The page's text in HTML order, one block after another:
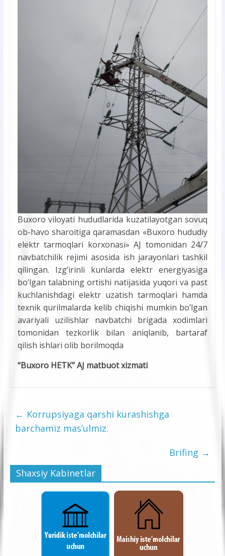
Buxoro viloyati hududlarida kuzatilayotgan sovuq
ob-havo sharoitiga qaramasdan «Buxoro hududiy
elektr tarmoqlari korxonasi» AJ tomonidan 24/7
navbatchilik rejimi asosida ish jarayonlari tashkil
qilingan. Izg’irinli kunlarda elektr energiyasiga
bo’lgan talabning ortishi natijasida yuqori va past
kuchlanishdagi elektr uzatish tarmoqlari hamda
texnik qurilmalarda kelib chiqishi mumkin bo’lgan
avariyali uzilishlar navbatchi brigada xodimlari
tomonidan tezkorlik bilan aniqlanib, bartaraf
qilish ishlari olib borilmoqda
“Buxoro HETK” AJ matbuot xizmati
← Korrupsiyaga qarshi kurashishga
barchamiz mas’ulmiz.
Brifing →
Shaxsiy Kabinetlar